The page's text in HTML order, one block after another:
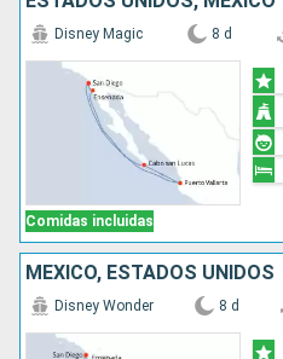
Comidas incluidas
Disney Magic 8 d
MÉXICO, ESTADOS UNIDOS
Disney Wonder 8 d